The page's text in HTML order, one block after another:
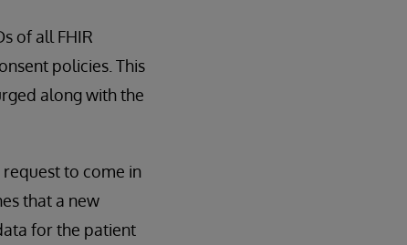
of all FHIR
policies. This
along with the
to come in
that a new
for the patient